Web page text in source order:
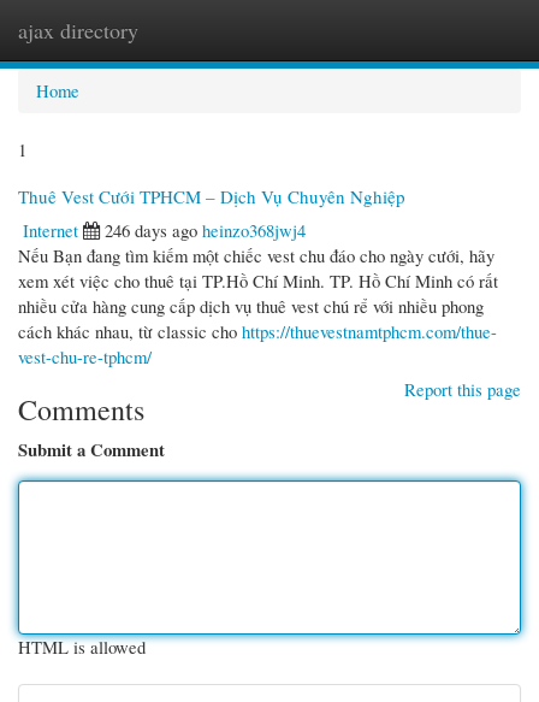
ajax directory
Home
1
Thuê Vest Cưới TPHCM – Dịch Vụ Chuyên Nghiệp
Internet
246 days ago heinzo368jwj4
Nếu Bạn đang tìm kiếm một chiếc vest chu đáo cho ngày cưới, hãy
xem xét việc cho thuê tại TP.Hồ Chí Minh. TP. Hồ Chí Minh có rất
nhiều cửa hàng cung cấp dịch vụ thuê vest chú rể với nhiều phong
cách khác nhau, từ classic cho https://thuevestnamtphcm.com/thue-
vest-chu-re-tphcm/
Report this page
Comments
Submit a Comment
HTML is allowed